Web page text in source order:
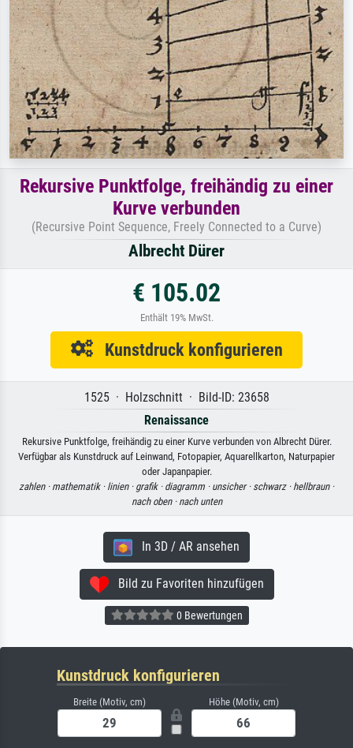
Rekursive Punktfolge, freihändig zu einer
Kurve verbunden
(Recursive Point Sequence, Freely Connected to a Curve)
Albrecht Dürer
€ 105.02
Enthält 19% MwSt.
Kunstdruck konfigurieren
1525 · Holzschnitt · Bild-ID: 23658
Renaissance
Rekursive Punktfolge, freihändig zu einer Kurve verbunden von Albrecht Dürer.
Verfügbar als Kunstdruck auf Leinwand, Fotopapier, Aquarellkarton, Naturpapier
oder Japanpapier.
zahlen · mathematik · linien · grafik · diagramm · unsicher · schwarz · hellbraun ·
nach oben · nach unten
In 3D / AR ansehen
Bild zu Favoriten hinzufügen
0 Bewertungen
Kunstdruck konfigurieren
Breite (Motiv, cm) Höhe (Motiv, cm)